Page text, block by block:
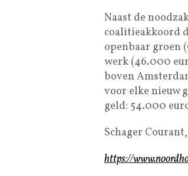
Naast de
coalitieakkoord
openbaar groen
werk (46.000
boven
voor elke nieuw
geld: 54.000
Schager
https://